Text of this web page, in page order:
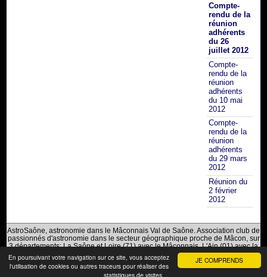
JE COMPRENDS
En poursuivant votre navigation sur ce site, vous acceptez
l'utilisation de cookies ou autres traceurs pour réaliser des
statistiques de visites.
Compte-
rendu de la
réunion
adhérents
du 26
juillet 2012
Compte-
rendu de la
réunion
adhérents
du 10 mai
2012
Compte-
rendu de la
réunion
adhérents
du 29 mars
2012
Réunion du
2 février
2012
AstroSaône, astronomie dans le Mâconnais Val de Saône. Association club de
passionnés d'astronomie dans le secteur géographique proche de Mâcon, sur
3 départements: La Saône et Loire (71) avec le Mâconnais, L'Ain (01) avec la
Bresse du Val de Saône et Le Rhône (69) avec le Beaujolais.
Mentions Légales|Plan du site|
RSS 2.0